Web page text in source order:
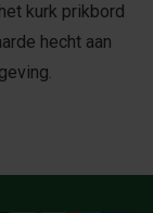
kurk prikbord
hecht aan